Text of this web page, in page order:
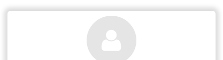
Corse du Sud, surplombant le fleuve et à
moins de 400 m de la plage, la Résidence
Capu Seninu propose 20 appartements du
studio au T3, entièrement rénovés en 2015.